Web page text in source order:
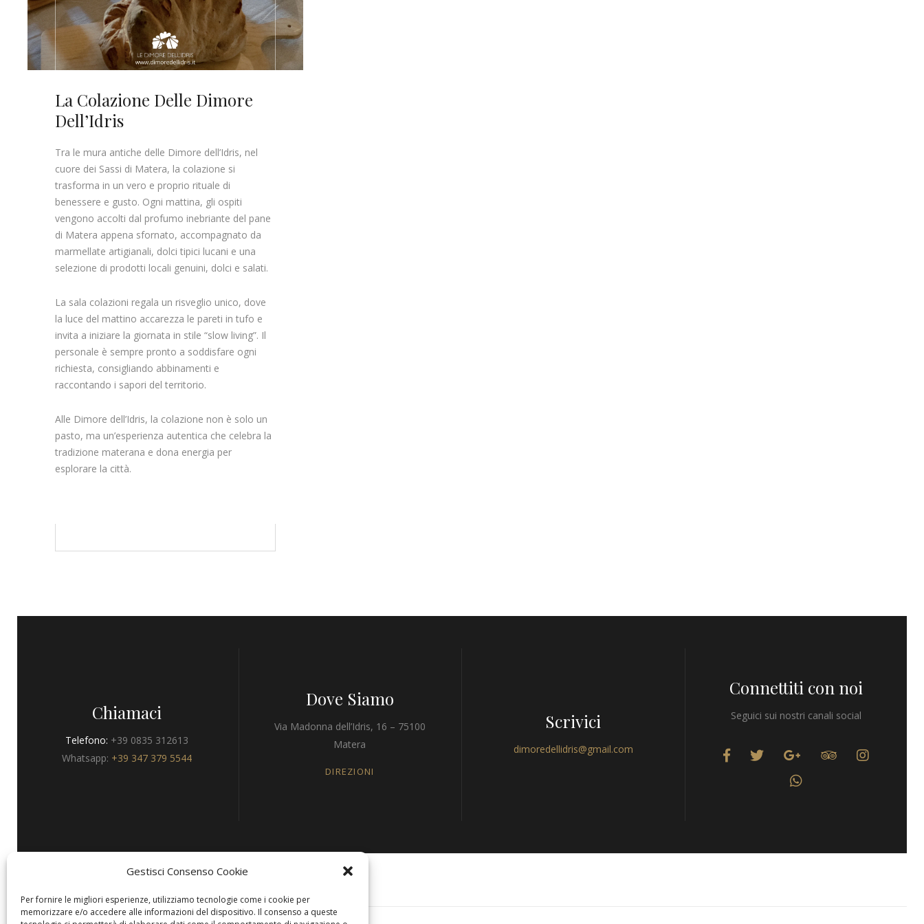
Gestisci Consenso Cookie
Per fornire le migliori esperienze, utilizziamo tecnologie come i cookie per
memorizzare e/o accedere alle informazioni del dispositivo. Il consenso a queste
La Colazione Delle Dimore
Dell’Idris
Tra le mura antiche delle Dimore dell’Idris, nel
cuore dei Sassi di Matera, la colazione si
trasforma in un vero e proprio rituale di
benessere e gusto. Ogni mattina, gli ospiti
vengono accolti dal profumo inebriante del pane
di Matera appena sfornato, accompagnato da
marmellate artigianali, dolci tipici lucani e una
selezione di prodotti locali genuini, dolci e salati.
La sala colazioni regala un risveglio unico, dove
la luce del mattino accarezza le pareti in tufo e
invita a iniziare la giornata in stile “slow living”. Il
personale è sempre pronto a soddisfare ogni
richiesta, consigliando abbinamenti e
raccontando i sapori del territorio.
Alle Dimore dell’Idris, la colazione non è solo un
pasto, ma un’esperienza autentica che celebra la
tradizione materana e dona energia per
esplorare la città.
Chiamaci
Telefono: +39 0835 312613
Whatsapp: +39 347 379 5544
Dove Siamo
Via Madonna dell’Idris, 16 – 75100
Matera
DIREZIONI
Scrivici
dimoredellidris@gmail.com
Connettiti con noi
Seguici sui nostri canali social